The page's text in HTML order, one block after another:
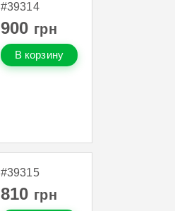
#39314
900 грн
В корзину
#39315
810 грн